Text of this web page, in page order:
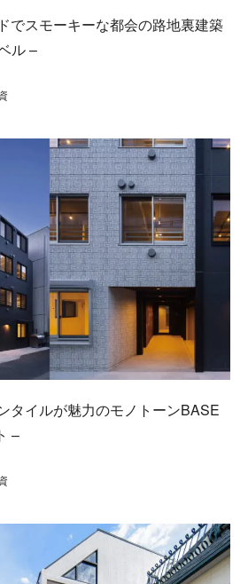
でスモーキーな都会の路地裏建築
ル –
タイルが魅力のモノトーンBASE
–